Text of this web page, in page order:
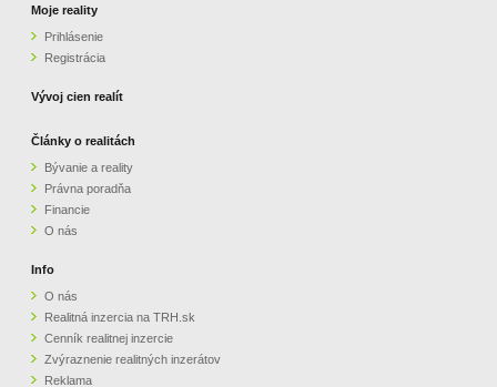
PARTNERI
OBCHODNÉ PODMIENKY
KONTAKT
Moje reality
Prihlásenie
Registrácia
Vývoj cien realít
Články o realitách
Bývanie a reality
Právna poradňa
Financie
O nás
Info
O nás
Realitná inzercia na TRH.sk
Cenník realitnej inzercie
Zvýraznenie realitných inzerátov
Reklama